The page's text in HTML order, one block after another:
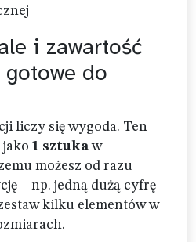
i zawartość
do
liczy się wygoda. Ten
1 sztukaw
możesz od razu
– np. jedną dużą cyfrę
kilku elementów w